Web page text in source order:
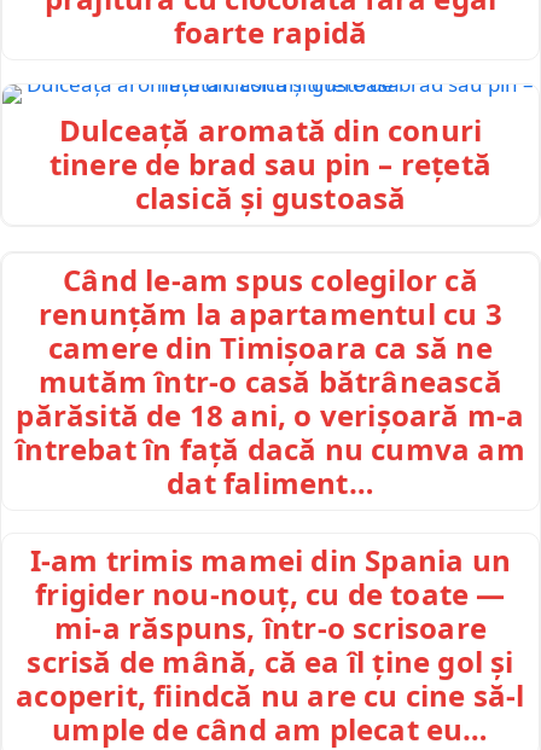
foarte rapidă
Dulceață aromată din conuri
tinere de brad sau pin – rețetă
clasică și gustoasă
Când le-am spus colegilor că
renunțăm la apartamentul cu 3
camere din Timișoara ca să ne
mutăm într-o casă bătrânească
părăsită de 18 ani, o verișoară m-a
întrebat în față dacă nu cumva am
dat faliment…
I-am trimis mamei din Spania un
frigider nou-nouț, cu de toate —
mi-a răspuns, într-o scrisoare
scrisă de mână, că ea îl ține gol și
acoperit, fiindcă nu are cu cine să-l
umple de când am plecat eu…